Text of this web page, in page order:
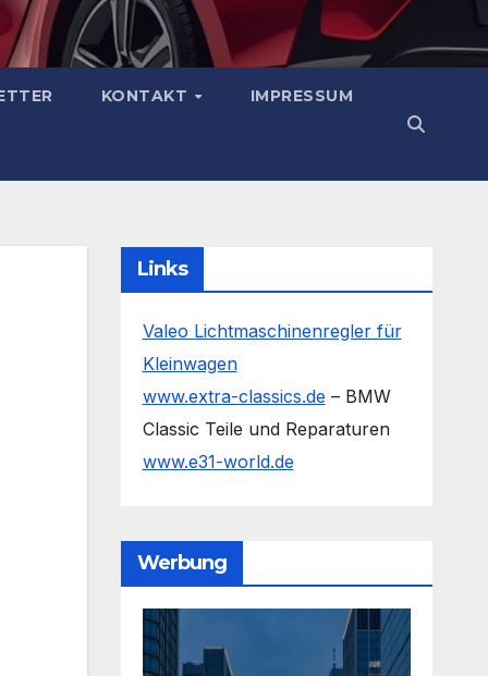
KONTAKT IMPRESSUM
Links
Valeo Lichtmaschinenregler für
Kleinwagen
www.extra-classics.de – BMW
Classic Teile und Reparaturen
www.e31-world.de
Werbung